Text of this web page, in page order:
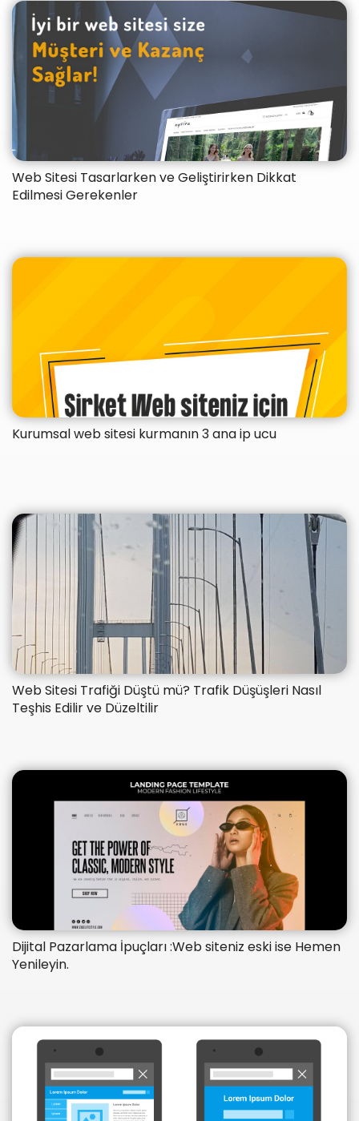
Web Sitesi Tasarlarken ve Geliştirirken Dikkat
Edilmesi Gerekenler
Kurumsal web sitesi kurmanın 3 ana ip ucu
​Web Sitesi Trafiği Düştü mü? Trafik Düşüşleri Nasıl
Teşhis Edilir ve Düzeltilir
Dijital Pazarlama İpuçları :Web siteniz eski ise Hemen
Yenileyin.